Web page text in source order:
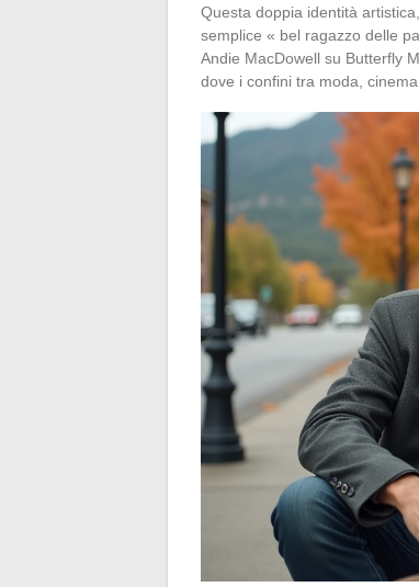
Questa doppia identità
semplice « bel ragazzo delle
Andie MacDowell su Butterfly
dove i confini tra moda,